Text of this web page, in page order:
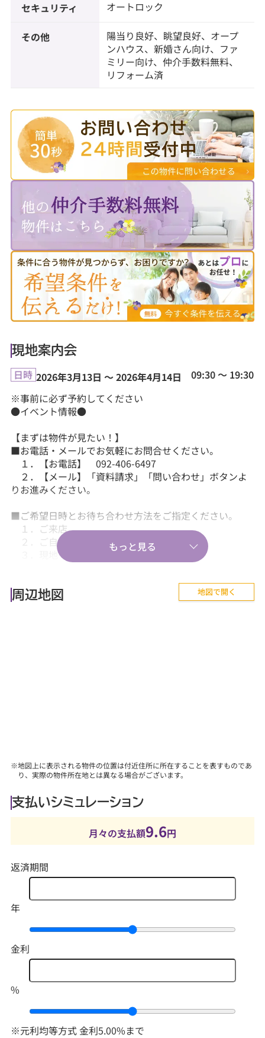
セキュリティ オートロック
その他
陽当り良好、眺望良好、オープ
ンハウス、新婚さん向け、ファ
ミリー向け、仲介手数料無料、
リフォーム済
現地案内会
日時 2026年3月13日 ～ 2026年4月14日 09:30 ～ 19:30
※事前に必ず予約してください
●イベント情報●
【まずは物件が見たい！】
■お電話・メールでお気軽にお問合せください。
１．【お電話】 092-406-6497
２．【メール】「資料請求」「問い合わせ」ボタンよ
りお進みください。
■ご希望日時とお待ち合わせ方法をご指定ください。
１．ご来店
２．ご自宅送迎
３．現地・最寄駅等でのお待ち合わせ。
■『失敗しない住まい選びのポイント！』、『購入の流
周辺地図 地図で開く
※地図上に表示される物件の位置は付近住所に所在することを表すものであ
り、実際の物件所在地とは異なる場合がございます。
支払いシミュレーション
月々の支払額9.6円
返済期間
年
金利
%
※元利均等方式 金利5.00%まで